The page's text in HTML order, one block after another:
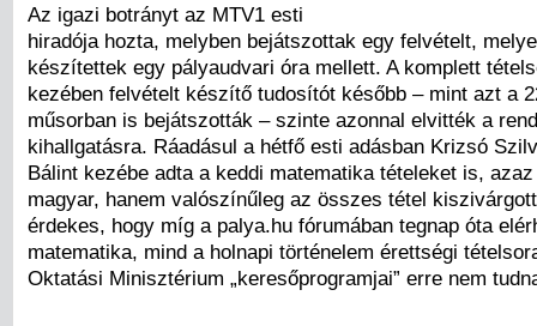
Az igazi botrányt az MTV1 esti
hiradója hozta, melyben bejátszottak egy felvételt,
készítettek egy pályaudvari óra mellett. A komplett
kezében felvételt készítő tudosítót később – mint azt a
műsorban is bejátszották – szinte azonnal elvitték a
kihallgatásra. Ráadásul a hétfő esti adásban Krizsó
Bálint kezébe adta a keddi matematika tételeket is,
magyar, hanem valószínűleg az összes tétel
érdekes, hogy míg a palya.hu fórumában tegnap óta
matematika, mind a holnapi történelem érettségi
Oktatási Minisztérium „keresőprogramjai” erre nem